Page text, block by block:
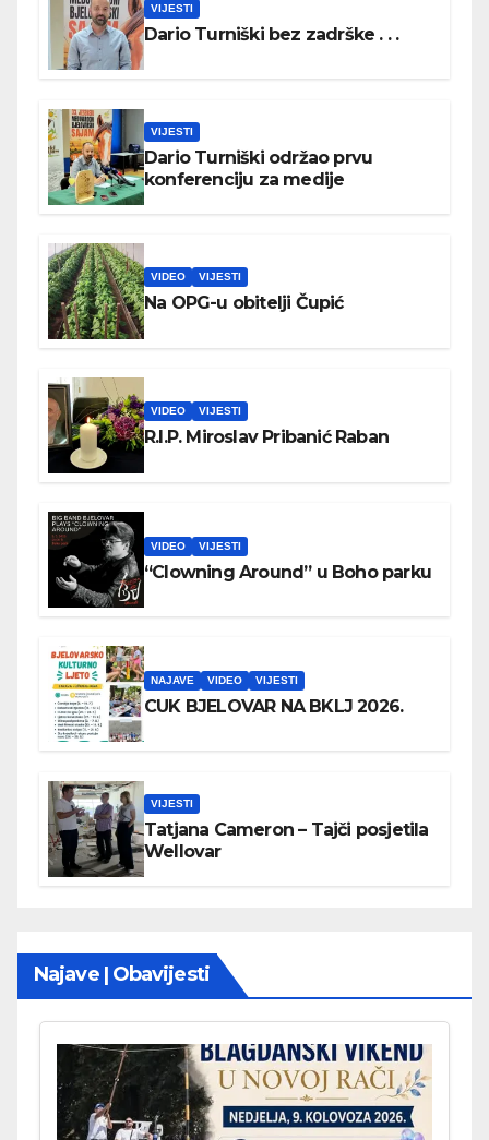
VIJESTI
Dario Turniški bez zadrške . . .
VIJESTI
Dario Turniški održao prvu
konferenciju za medije
VIDEO VIJESTI
Na OPG-u obitelji Čupić
VIDEO VIJESTI
R.I.P. Miroslav Pribanić Raban
VIDEO VIJESTI
“Clowning Around” u Boho parku
NAJAVE VIDEO VIJESTI
CUK BJELOVAR NA BKLJ 2026.
VIJESTI
Tatjana Cameron – Tajči posjetila
Wellovar
Najave | Obavijesti